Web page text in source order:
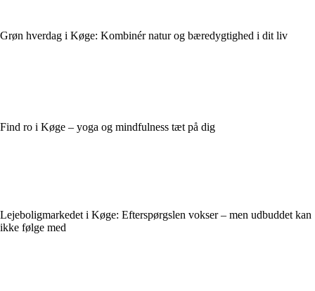
Grøn hverdag i Køge: Kombinér natur og bæredygtighed i dit liv
Find ro i Køge – yoga og mindfulness tæt på dig
Lejeboligmarkedet i Køge: Efterspørgslen vokser – men udbuddet kan
ikke følge med